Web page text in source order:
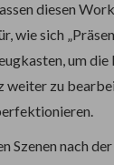
diesen
wie sich
um die
weiter zu
Szenen nach der